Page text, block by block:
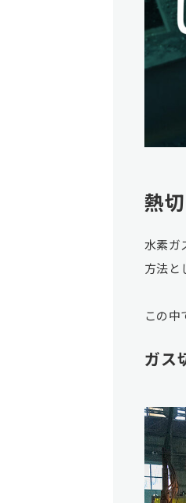
熱
水素ガ
方法と
この中
ガス